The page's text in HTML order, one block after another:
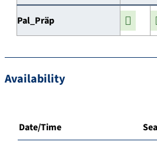
Pal_Präp
Availability
Date/Time